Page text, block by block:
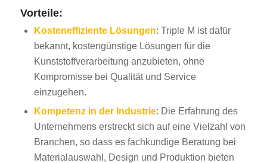
Vorteile:
Kosteneffiziente Lösungen: Triple M ist dafür
bekannt, kostengünstige Lösungen für die
Kunststoffverarbeitung anzubieten, ohne
Kompromisse bei Qualität und Service
einzugehen.
Kompetenz in der Industrie: Die Erfahrung des
Unternehmens erstreckt sich auf eine Vielzahl von
Branchen, so dass es fachkundige Beratung bei
Materialauswahl, Design und Produktion bieten